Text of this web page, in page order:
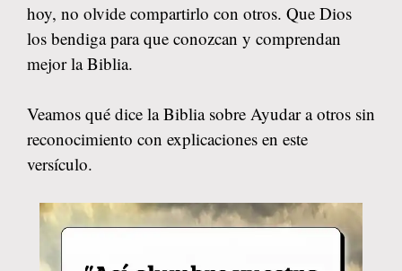
hoy, no olvide compartirlo con otros. Que Dios
los bendiga para que conozcan y comprendan
mejor la Biblia.
Veamos qué dice la Biblia sobre Ayudar a otros sin
reconocimiento con explicaciones en este
versículo.